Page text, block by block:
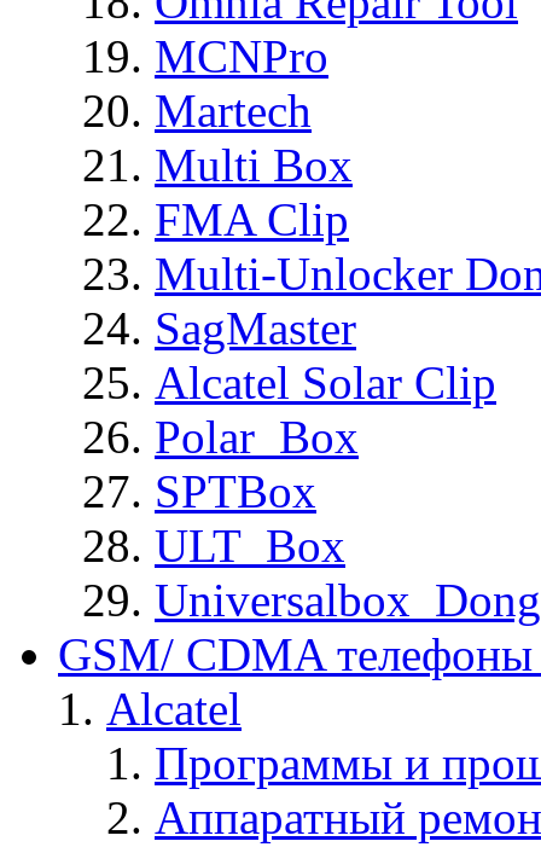
MCNPro
Martech
Multi Box
FMA Clip
Multi-Unlocker
SagMaster
Alcatel Solar Clip
Polar_Box
SPTBox
ULT_Box
GSM/ CDMA
Alcatel
Программы и
Аппаратный